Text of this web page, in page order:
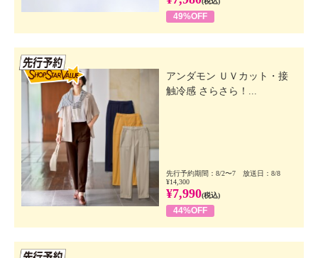
49%OFF
アンダモン ＵＶカット・接
触冷感 さらさら！...
先行予約期間：8/2〜7 放送日：8/8
¥14,300
¥7,990(税込)
44%OFF